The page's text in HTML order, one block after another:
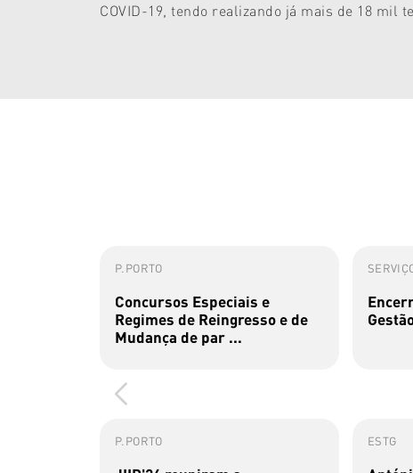
COVID-19, tendo realizando já mais de 18 mil
P.PORTO
Concursos Especiais e
Regimes de Reingresso e de
Mudança de par ...
P.PORTO ESTG